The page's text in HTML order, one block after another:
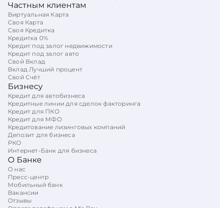
Частным клиентам
Виртуальная Карта
Своя Карта
Своя Кредитка
Кредитка 0%
Кредит под залог недвижимости
Кредит под залог авто
Свой Вклад
Вклад Лучший процент
Свой Счёт
Бизнесу
Кредит для автобизнеса
Кредитные линии для сделок факторинга
Кредит для ПКО
Кредит для МФО
Кредитование лизинговых компаний
Депозит для бизнеса
РКО
Интернет-Банк для бизнеса
О Банке
О нас
Пресс-центр
Мобильный банк
Вакансии
Отзывы